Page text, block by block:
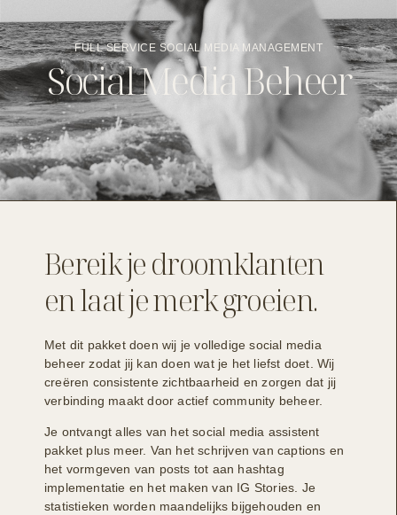
FULL SERVICE SOCIAL MEDIA MANAGEMENT
Social Media Beheer
Bereik je droomklanten
en laat je merk groeien.
Met dit pakket doen wij je volledige social media
beheer zodat jij kan doen wat je het liefst doet. Wij
creëren consistente zichtbaarheid en zorgen dat jij
verbinding maakt door actief community beheer.
Je ontvangt alles van het social media assistent
pakket plus meer. Van het schrijven van captions en
het vormgeven van posts tot aan hashtag
implementatie en het maken van IG Stories. Je
statistieken worden maandelijks bijgehouden en